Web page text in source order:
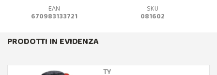
EAN
670983133721
SKU
081602
PRODOTTI IN EVIDENZA
TY